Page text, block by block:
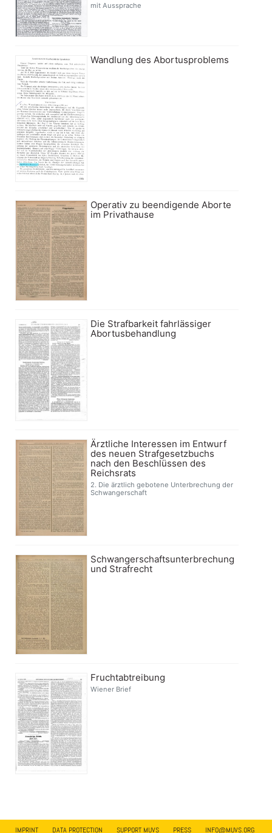
mit Aussprache
Wandlung des Abortusproblems
Operativ zu beendigende Aborte
im Privathause
Die Strafbarkeit fahrlässiger
Abortusbehandlung
Ärztliche Interessen im Entwurf
des neuen Strafgesetzbuchs
nach den Beschlüssen des
Reichsrats
2. Die ärztlich gebotene Unterbrechung der
Schwangerschaft
Schwangerschaftsunterbrechung
und Strafrecht
Fruchtabtreibung
Wiener Brief
IMPRINT DATA PROTECTION SUPPORT MUVS PRESS INFO@MUVS.ORG